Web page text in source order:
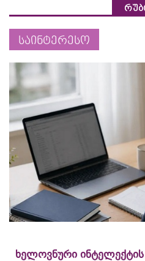
საინტერესო
ხელოვნური